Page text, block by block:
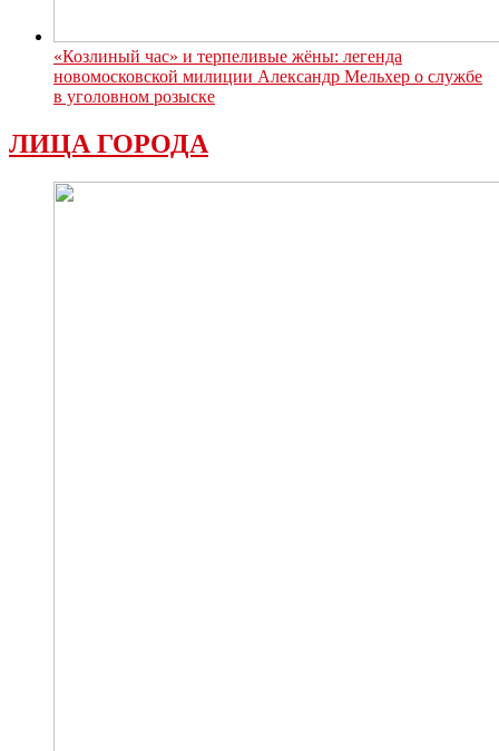
«Козлиный час» и терпеливые жёны: легенда
новомосковской милиции Александр Мельхер о службе
в уголовном розыске
ЛИЦА ГОРОДА